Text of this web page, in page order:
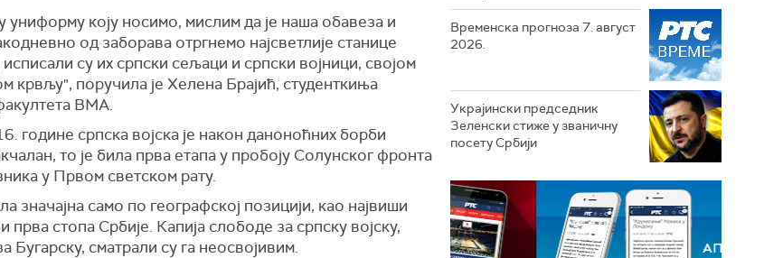
униформу коју носимо, мислим да је наша обавеза и
од заборава отргнемо најсветлије станице
су их српски сељаци и српски војници, својом
крвљу", поручила је Хелена Брајић, студенткиња
ВМА.
године српска војска је након даноноћних борби
то је била прва етапа у пробоју Солунског фронта
у Првом светском рату.
значајна само по географској позицији, као највиши
прва стопа Србије. Капија слободе за српску војску,
Бугарску, сматрали су га неосвојивим.
Временска прогноза 7. август
2026.
Украјински председник
Зеленски стиже у званичну
посету Србији